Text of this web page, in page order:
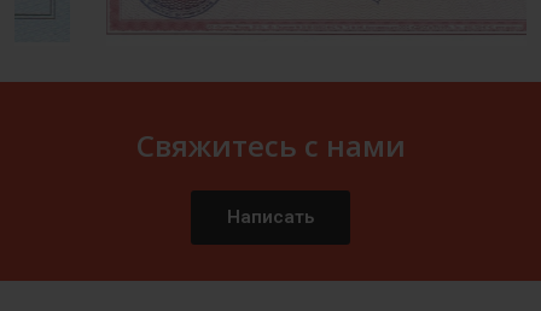
Свяжитесь с нами
Написать